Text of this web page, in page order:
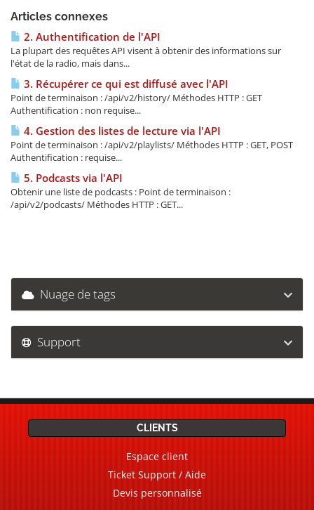
Articles connexes
2. Authentification de l'API
La plupart des requêtes API visent à obtenir des informations sur
l'état de la radio, mais dans...
3. Récupérer ce qui est diffusé avec l'API
Point de terminaison : /api/v2/history/ Méthodes HTTP : GET
Authentification : non requise...
4. Gestion des listes de lecture via l'API
Point de terminaison : /api/v2/playlists/ Méthodes HTTP : GET, POST
Authentification : requise...
5. Podcasts via l'API
Obtenir une liste de podcasts : Point de terminaison :
/api/v2/podcasts/ Méthodes HTTP : GET...
Nuage de tags
Support
CLIENTS
Espace client
Ticket Support / Aide
Devis personnalisé